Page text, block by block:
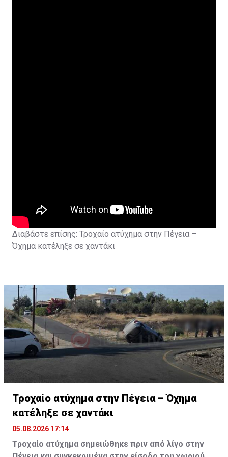
Διαβάστε επίσης: Τροχαίο ατύχημα στην Πέγεια –
Όχημα κατέληξε σε χαντάκι
Τροχαίο ατύχημα στην Πέγεια – Όχημα
κατέληξε σε χαντάκι
05.08.2026 17:14
Τροχαίο ατύχημα σημειώθηκε πριν από λίγο στην